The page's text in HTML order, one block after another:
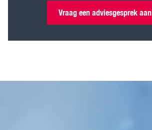
Vraag een adviesgesprek aan